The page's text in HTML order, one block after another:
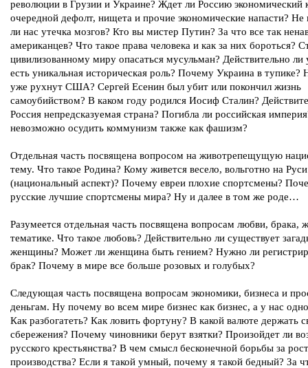
революции в Грузии и Украине? Ждет ли Россию экономический
очередной дефолт, нищета и прочие экономические напасти? Не
ли нас утечка мозгов? Кто вы мистер Путин? За что все так
американцев? Что такое права человека и как за них бороться?
цивилизованному миру опасаться мусульман? Действительно ли
есть уникальная историческая роль? Почему Украина в тупике?
уже рухнут США? Сергей Есенин был убит или покончил жизнь
самоубийством? В каком году родился Иосиф Сталин?
Россия непредсказуемая страна? Погибла ли российская
невозможно осудить коммунизм также как фашизм?
Отдельная часть посвящена вопросом на животрепещущую
тему. Что такое Родина? Кому живется весело, вольготно на Руси
(национальный аспект)? Почему евреи плохие спортсмены?
русские лучшие спортсмены мира? Ну и далее в том же роде…
Разумеется отдельная часть посвящена вопросам любви, брака,
тематике. Что такое любовь? Действительно ли существует
женщины? Может ли женщина быть гением? Нужно ли
брак? Почему в мире все больше розовых и голубых?
Следующая часть посвящена вопросам экономики, бизнеса и
деньгам. Ну почему во всем мире бизнес как бизнес, а у нас
Как разбогатеть? Как ловить фортуну? В какой валюте держать
сбережения? Почему чиновники берут взятки? Произойдет ли
русского крестьянства? В чем смысл бесконечной борьбы за рост
производства? Если я такой умный, почему я такой бедный? За